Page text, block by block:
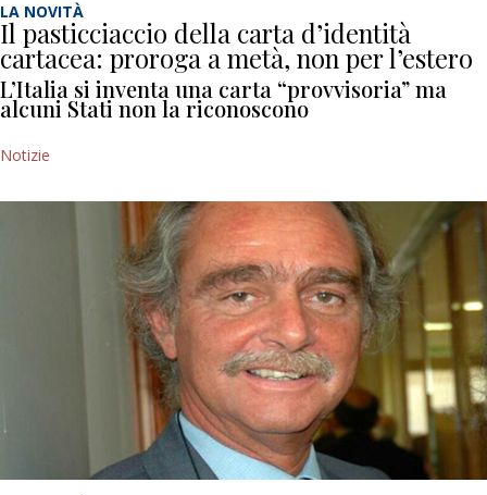
LA NOVITÀ
Il pasticciaccio della carta d’identità
cartacea: proroga a metà, non per l’estero
L’Italia si inventa una carta “provvisoria” ma
alcuni Stati non la riconoscono
Notizie